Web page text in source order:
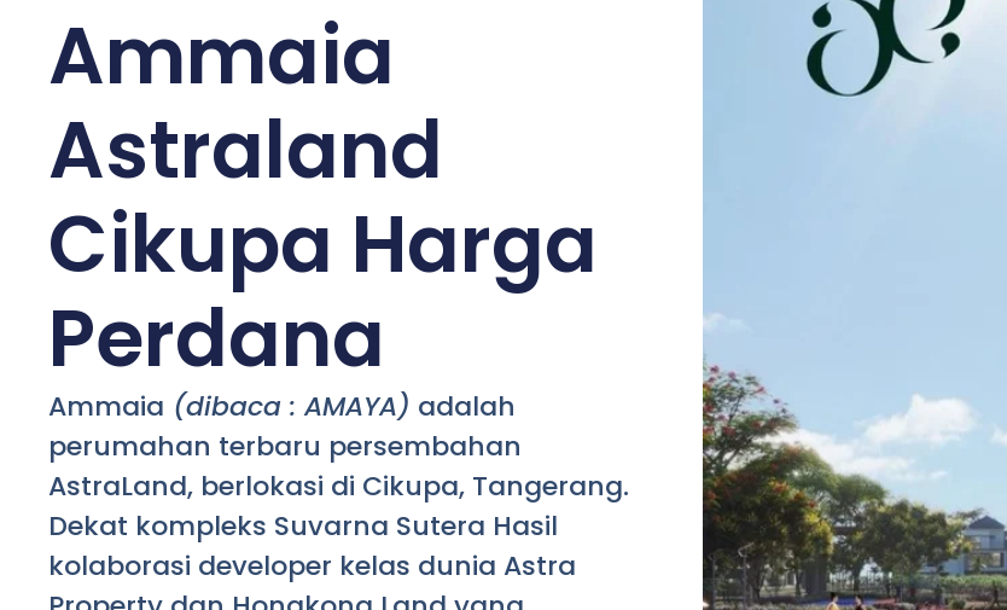
Ammaia
Astraland
Cikupa Harga
Perdana
Ammaia (dibaca : AMAYA) adalah
perumahan terbaru persembahan
AstraLand, berlokasi di Cikupa, Tangerang.
Dekat kompleks Suvarna Sutera Hasil
kolaborasi developer kelas dunia Astra